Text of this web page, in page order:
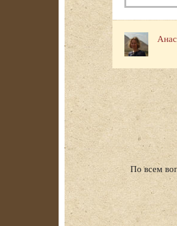
По всем